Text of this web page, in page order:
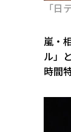
「
嵐・
ル」
時間